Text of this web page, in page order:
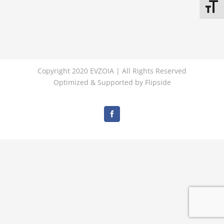
Copyright 2020 EVZOIA | All Rights Reserved
Optimized & Supported by Flipside
Facebook